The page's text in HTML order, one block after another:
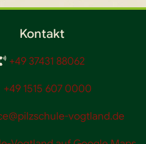
Kontakt
+49 37431 88062
+49 1515 607 0000
vogtland.de